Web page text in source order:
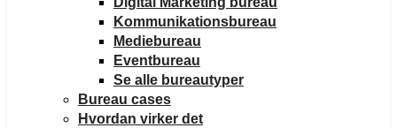
Kommunikationsbureau
Mediebureau
Eventbureau
Se alle bureautyper
Bureau cases
Hvordan virker det